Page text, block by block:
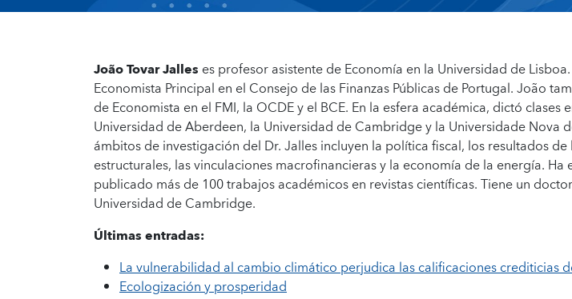
João Tovar Jalles es profesor asistente de Economía en la Universidad de
Economista Principal en el Consejo de las Finanzas Públicas de Portugal. João
de Economista en el FMI, la OCDE y el BCE. En la esfera académica, dictó clases
Universidad de Aberdeen, la Universidad de Cambridge y la Universidade Nova
ámbitos de investigación del Dr. Jalles incluyen la política fiscal, los resultados
estructurales, las vinculaciones macrofinancieras y la economía de la energía.
publicado más de 100 trabajos académicos en revistas científicas. Tiene un
Universidad de Cambridge.
Últimas entradas:
La vulnerabilidad al cambio climático perjudica las calificaciones crediticias
Ecologización y prosperidad